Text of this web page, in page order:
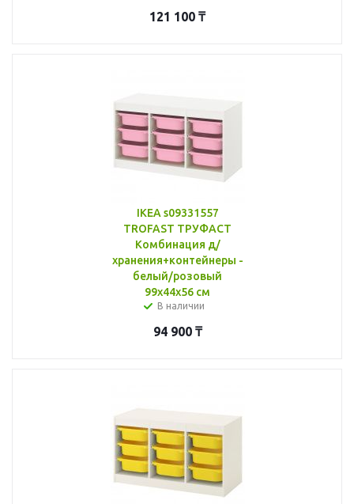
121 100 ₸
IKEA s09331557
TROFAST ТРУФАСТ
Комбинация д/
хранения+контейнеры -
белый/розовый
99x44x56 см
В наличии
94 900₸